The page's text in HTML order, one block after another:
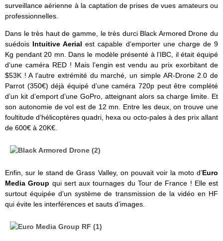
surveillance aérienne à la captation de prises de vues amateurs ou
professionnelles.
Dans le très haut de gamme, le très durci Black Armored Drone du
suédois Intuitive Aerialest capable d’emporter une charge de 9
Kg pendant 20 mn. Dans le modèle présenté à l’IBC, il était équipé
d’une caméra RED ! Mais l’engin est vendu au prix exorbitant de
$53K ! A l’autre extrémité du marché, un simple AR-Drone 2.0 de
Parrot (350€) déjà équipé d’une caméra 720p peut être complété
d’un kit d’emport d’une GoPro, atteignant alors sa charge limite. Et
son autonomie de vol est de 12 mn. Entre les deux, on trouve une
foultitude d’hélicoptères quadri, hexa ou octo-pales à des prix allant
de 600€ à 20K€.
Enfin, sur le stand de Grass Valley, on pouvait voir la moto d’Euro
Media Group qui sert aux tournages du Tour de France ! Elle est
surtout équipée d’un système de transmission de la vidéo en HF
qui évite les interférences et sauts d’images.